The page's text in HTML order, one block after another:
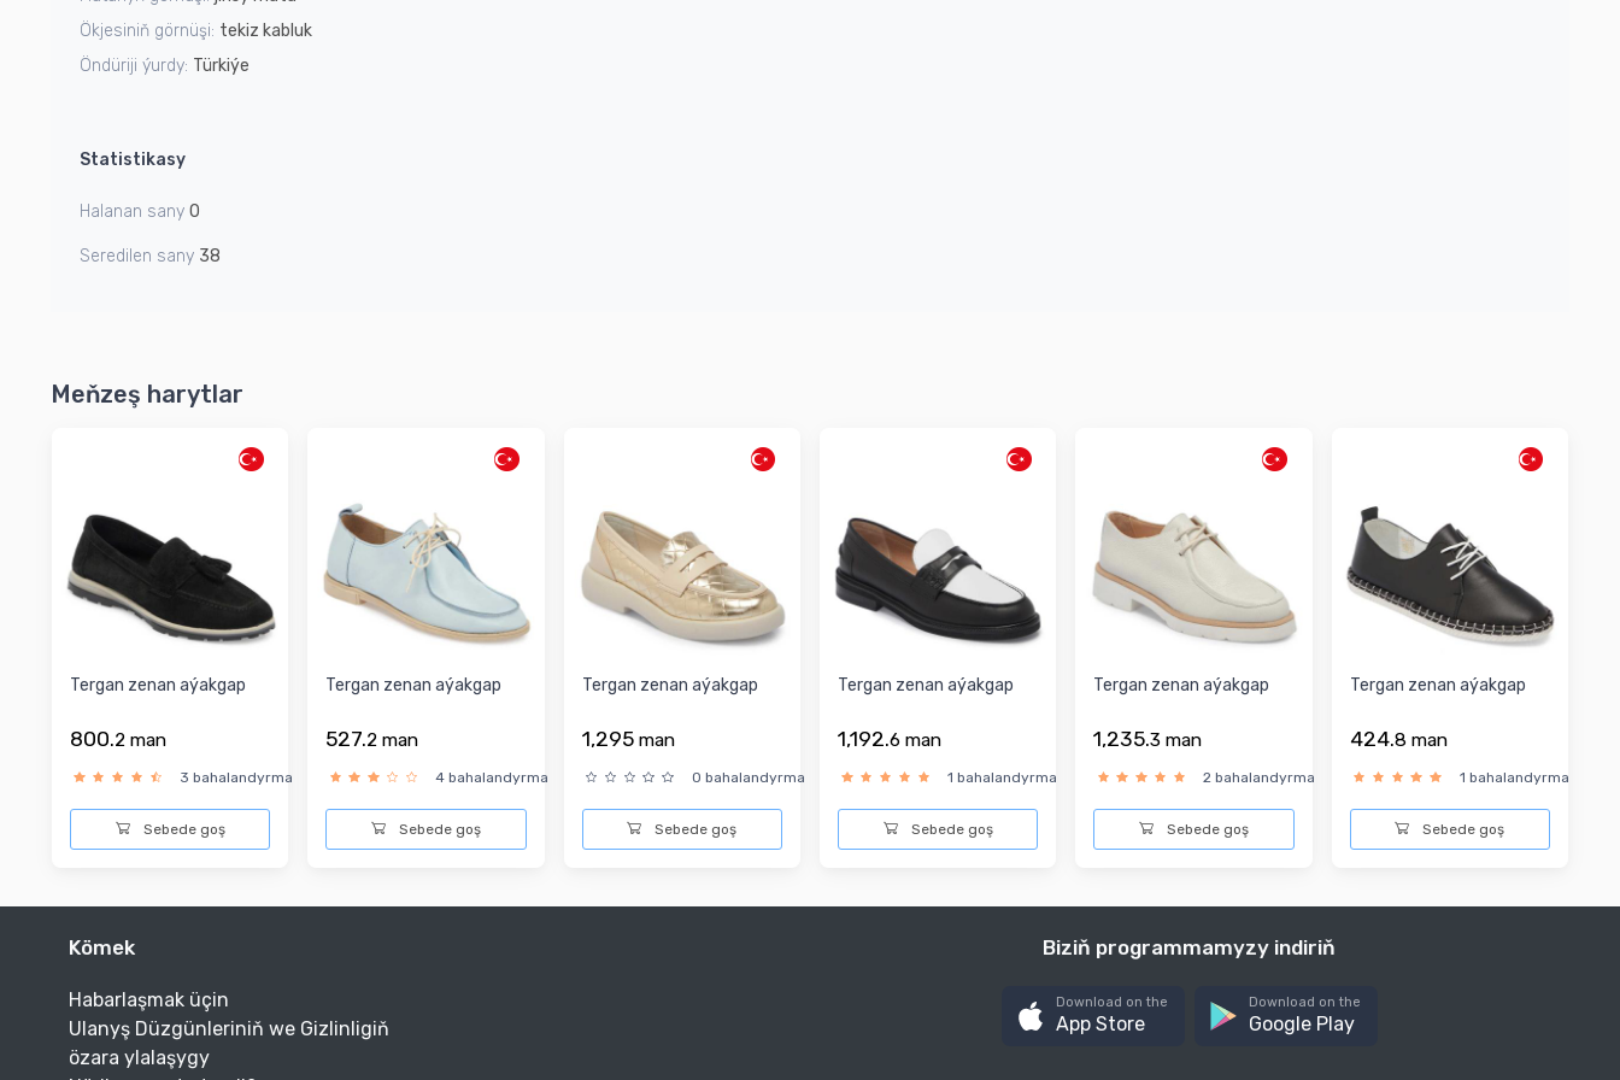
Ökjesiniň görnüşi: tekiz kabluk
Öndüriji ýurdy: Türkiýe
Statistikasy
Halanan sany 0
Seredilen sany 38
Meňzeş harytlar
Tergan zenan aýakgap
800.2 man
3 bahalandyrma
Sebede goş
Tergan zenan aýakgap
527.2 man
4 bahalandyrma
Sebede goş
Tergan zenan aýakgap
1,295 man
0 bahalandyrma
Sebede goş
Tergan zenan aýakgap
1,192.6 man
1 bahalandyrma
Sebede goş
Tergan zenan aýakgap
1,235.3 man
2 bahalandyrma
Sebede goş
Tergan zenan aýakgap
424.8 man
1 bahalandyrma
Sebede goş
Kömek
Habarlaşmak üçin
Ulanyş Düzgünleriniň we Gizlinligiň
özara ylalaşygy
Biziň programmamyzy indiriň
Download on the
App Store
Download on the
Google Play